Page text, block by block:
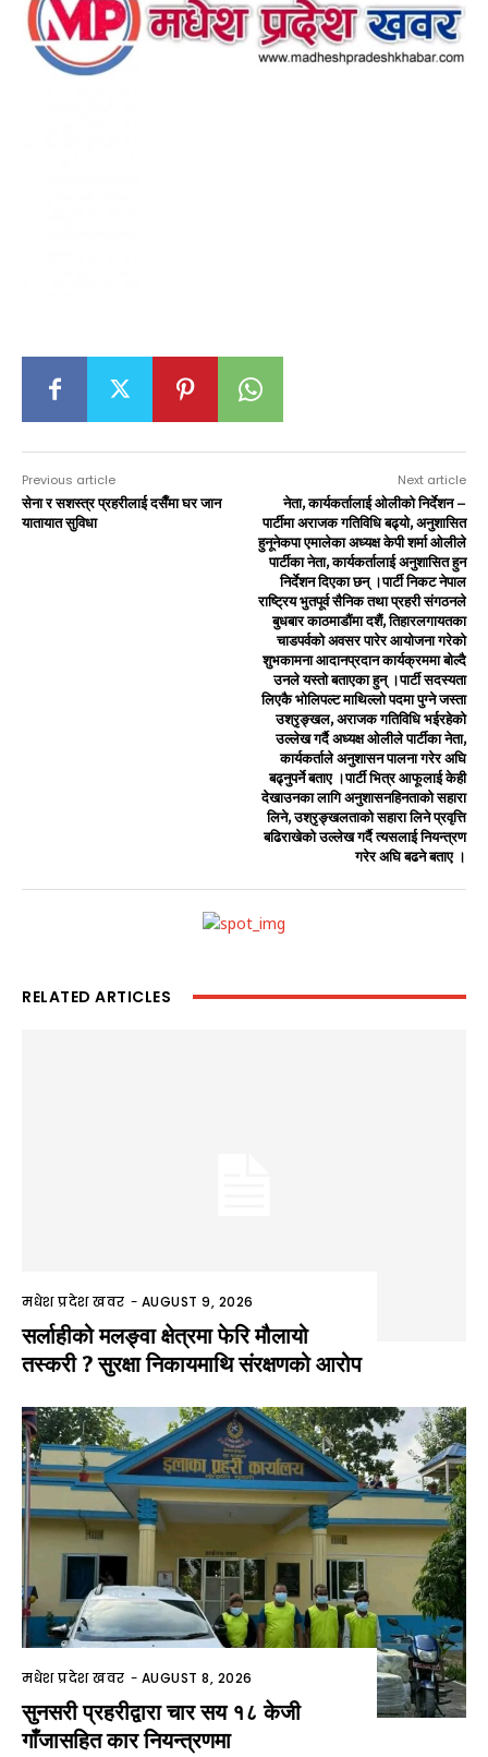
Previous article
सेना र सशस्त्र प्रहरीलाई दसैँमा घर जान
यातायात सुविधा
Next article
नेता, कार्यकर्तालाई ओलीको निर्देशन –
पार्टीमा अराजक गतिविधि बढ्यो, अनुशासित
हुनूनेकपा एमालेका अध्यक्ष केपी शर्मा ओलीले
पार्टीका नेता, कार्यकर्तालाई अनुशासित हुन
निर्देशन दिएका छन् ।पार्टी निकट नेपाल
राष्ट्रिय भुतपूर्व सैनिक तथा प्रहरी संगठनले
बुधबार काठमाडौंमा दशैं, तिहारलगायतका
चाडपर्वको अवसर पारेर आयोजना गरेको
शुभकामना आदानप्रदान कार्यक्रममा बोल्दै
उनले यस्तो बताएका हुन् ।पार्टी सदस्यता
लिएकै भोलिपल्ट माथिल्लो पदमा पुग्ने जस्ता
उश्रृङ्खल, अराजक गतिविधि भईरहेको
उल्लेख गर्दै अध्यक्ष ओलीले पार्टीका नेता,
कार्यकर्ताले अनुशासन पालना गरेर अघि
बढ्नुपर्ने बताए ।पार्टी भित्र आफूलाई केही
देखाउनका लागि अनुशासनहिनताको सहारा
लिने, उश्रृङ्खलताको सहारा लिने प्रवृत्ति
बढिराखेको उल्लेख गर्दै त्यसलाई नियन्त्रण
गरेर अघि बढने बताए ।
RELATED ARTICLES
मधेश प्रदेश खवर - AUGUST 9, 2026
सर्लाहीको मलङ्वा क्षेत्रमा फेरि मौलायो
तस्करी ? सुरक्षा निकायमाथि संरक्षणको आरोप
मधेश प्रदेश खवर - AUGUST 8, 2026
सुनसरी प्रहरीद्वारा चार सय १८ केजी
गाँजासहित कार नियन्त्रणमा